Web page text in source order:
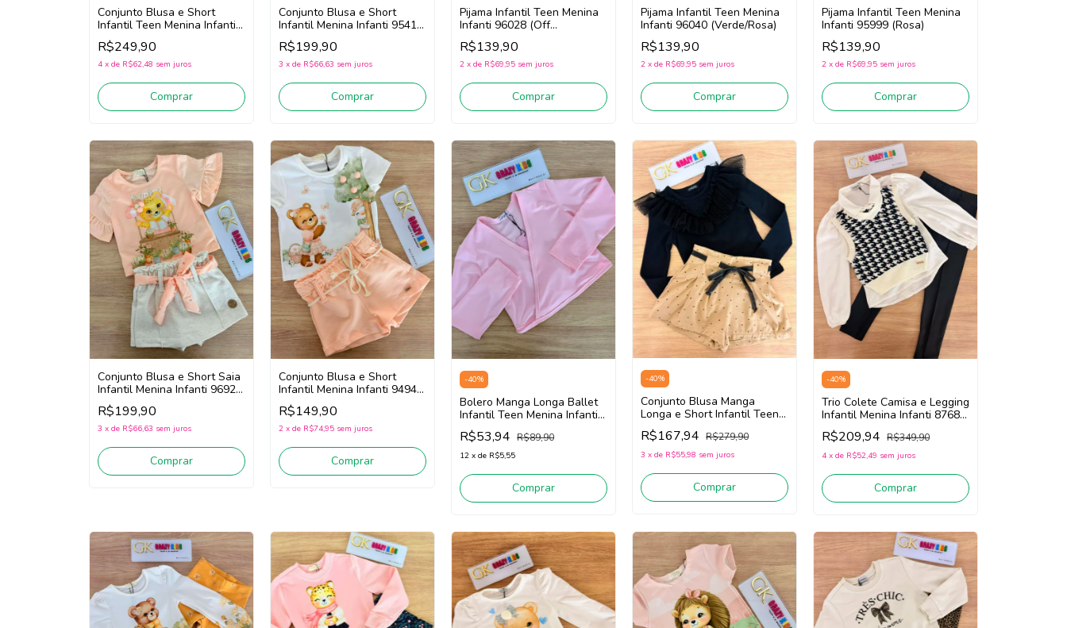
Conjunto Blusa e Short
Infantil Teen Menina Infanti
96665 (Bege/Off White)
R$249,90
4 x de R$62,48 sem juros
Comprar
Conjunto Blusa e Short
Infantil Menina Infanti 95412
(Off White/Laranja)
R$199,90
3 x de R$66,63 sem juros
Comprar
Pijama Infantil Teen Menina
Infanti 96028 (Off
White/Laranja)
R$139,90
2 x de R$69,95 sem juros
Comprar
Pijama Infantil Teen Menina
Infanti 96040 (Verde/Rosa)
R$139,90
2 x de R$69,95 sem juros
Comprar
Pijama Infantil Teen Menina
Infanti 95999 (Rosa)
R$139,90
2 x de R$69,95 sem juros
Comprar
Conjunto Blusa e Short Saia
Infantil Menina Infanti 96922
(Laranja/Off White)
R$199,90
3 x de R$66,63 sem juros
Comprar
Conjunto Blusa e Short
Infantil Menina Infanti 94942
(Off White/Laranja)
R$149,90
2 x de R$74,95 sem juros
Comprar
-40%
Bolero Manga Longa Ballet
Infantil Teen Menina Infanti
85708 (Rosa Claro)
R$53,94 R$89,90
12 x de R$5,55
Comprar
-40%
Conjunto Blusa Manga
Longa e Short Infantil Teen
Menina Infanti 92350
(Preto/Bege)
R$167,94 R$279,90
3 x de R$55,98 sem juros
Comprar
-40%
Trio Colete Camisa e Legging
Infantil Menina Infanti 87689
(Off White/Preto)
R$209,94 R$349,90
4 x de R$52,49 sem juros
Comprar